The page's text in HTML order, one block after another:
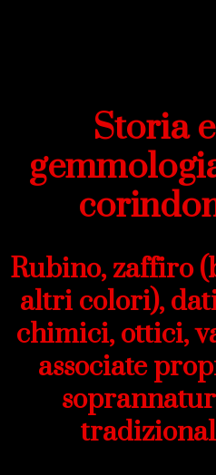
Storia e
Rubino, zaffiro
altri colori),
chimici, ottici,
associate